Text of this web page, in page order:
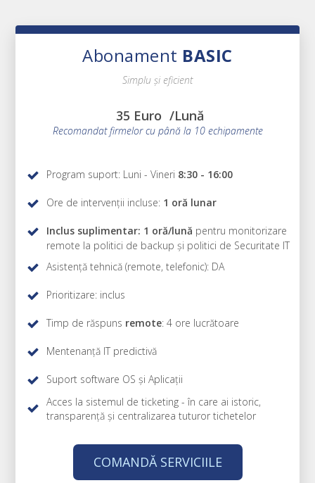
Abonament BASIC
Simplu și eficient
35 Euro /Lună
Recomandat firmelor cu până la 10 echipamente
Program suport: Luni - Vineri 8:30 - 16:00
Ore de intervenții incluse: 1 oră lunar
Inclus suplimentar: 1 oră/lună pentru monitorizare
remote la politici de backup și politici de Securitate IT
Asistență tehnică (remote, telefonic): DA
Prioritizare: inclus
Timp de răspuns remote: 4 ore lucrătoare
Mentenanță IT predictivă
Suport software OS și Aplicații
Acces la sistemul de ticketing -în care ai istoric,
transparență și centralizarea tuturor tichetelor
COMANDĂ SERVICIILE